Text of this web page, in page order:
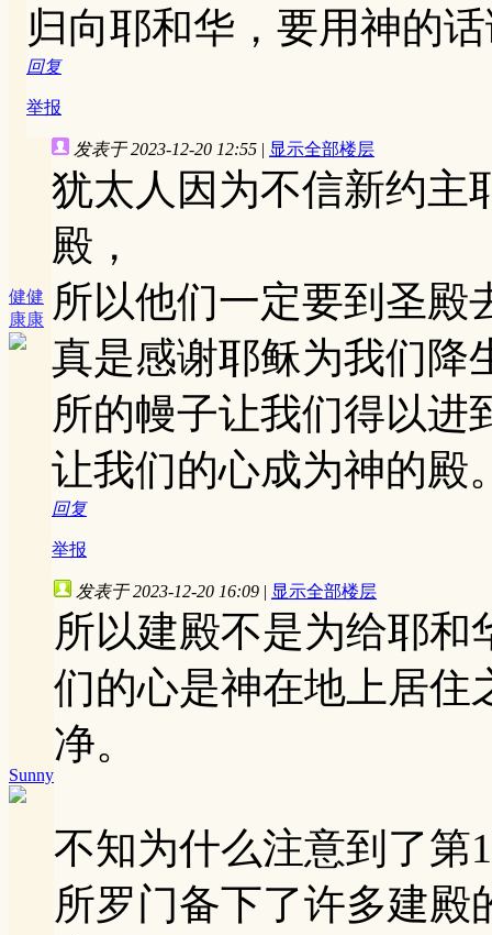
归向耶和华，要用神的
回复
举报
健健
康康
发表于 2023-12-20 12:55 | 显示全部楼层
犹太人因为不信新约主
殿，
所以他们一定要到圣殿
真是感谢耶稣为我们降
所的幔子让我们得以进
让我们的心成为神的殿
回复
举报
Sunny
发表于 2023-12-20 16:09 | 显示全部楼层
所以建殿不是为给耶
们的心是神在地上居住
净。
不知为什么注意到了第
所罗门备下了许多建